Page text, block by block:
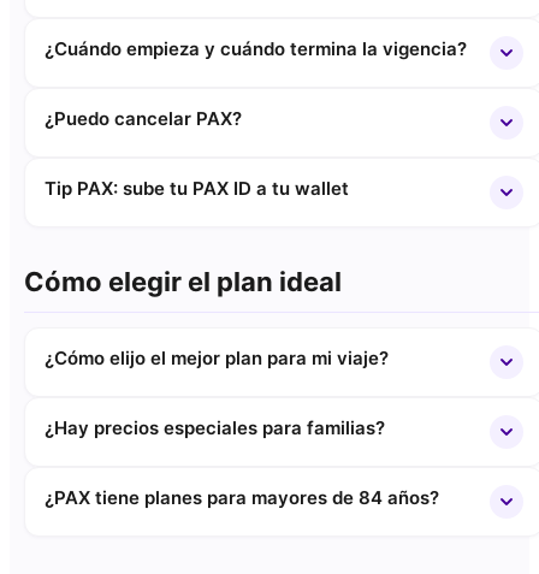
¿Cuándo empieza y cuándo termina la vigencia?
¿Puedo cancelar PAX?
Tip PAX: sube tu PAX ID a tu wallet
Cómo elegir el plan ideal
¿Cómo elijo el mejor plan para mi viaje?
¿Hay precios especiales para familias?
¿PAX tiene planes para mayores de 84 años?